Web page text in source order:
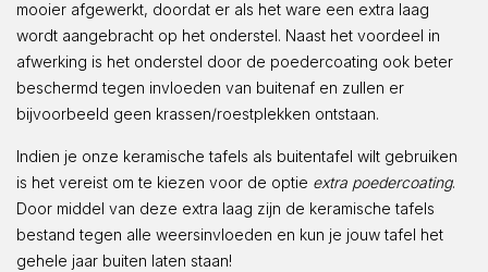
mooier afgewerkt, doordat er als het ware een extra laag
wordt aangebracht op het onderstel. Naast het voordeel in
afwerking is het onderstel door de poedercoating ook beter
beschermd tegen invloeden van buitenaf en zullen er
bijvoorbeeld geen krassen/roestplekken ontstaan.
Indien je onze keramische tafels als buitentafel wilt gebruiken
is het vereist om te kiezen voor de optie extra poedercoating.
Door middel van deze extra laag zijn de keramische tafels
bestand tegen alle weersinvloeden en kun je jouw tafel het
gehele jaar buiten laten staan!